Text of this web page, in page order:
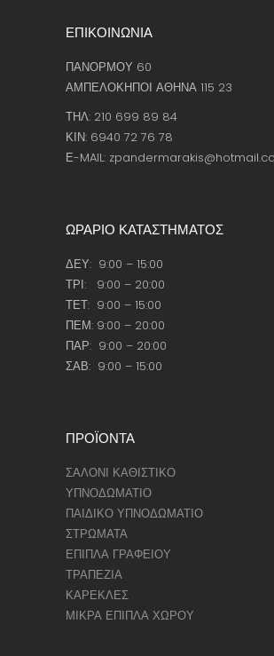
ΕΠΙΚΟΙΝΩΝΙΑ
ΠΑΝΟΡΜΟΥ 60
ΑΜΠΕΛΟΚΗΠΟΙ ΑΘΗΝΑ 115 23
ΤΗΛ: 210 699 89 84
ΚΙΝ: 6940 72 76 78
Ε-MAIL:
ΩΡΑΡΙΟ ΚΑΤΑΣΤΗΜΑΤΟΣ
ΔΕΥ: 9:00 – 15:00
ΤΡΙ: 9:00 – 20:00
ΤΕΤ: 9:00 – 15:00
ΠΕΜ: 9:00 – 20:00
ΠΑΡ: 9:00 – 20:00
ΣΑΒ: 9:00 – 15:00
ΠΡΟΪΟΝΤΑ
ΣΑΛΟΝΙ ΚΑΘΙΣΤΙΚΟ
ΥΠΝΟΔΩΜΑΤΙΟ
ΠΑΙΔΙΚΟ ΥΠΝΟΔΩΜΑΤΙΟ
ΣΤΡΩΜΑΤΑ
ΕΠΙΠΛΑ ΓΡΑΦΕΙΟΥ
ΤΡΑΠΕΖΙΑ
ΚΑΡΕΚΛΕΣ
ΜΙΚΡΑ ΕΠΙΠΛΑ ΧΩΡΟΥ